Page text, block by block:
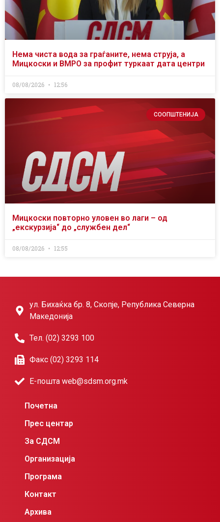
Нема чиста вода за граѓаните, нема струја, а
Мицкоски и ВМРО за профит туркаат дата центри
08/08/2026 12:56
СООПШТЕНИЈА
Мицкоски повторно уловен во лаги – од
„екскурзија“ до „службен дел“
08/08/2026 12:55
ул. Бихаќка бр. 8, Скопје, Република Северна
Македонија
Тел. (02) 3293 100
Факс (02) 3293 114
Е-пошта web@sdsm.org.mk
Почетна
Прес центар
За СДСМ
Организација
Програма
Контакт
Архива